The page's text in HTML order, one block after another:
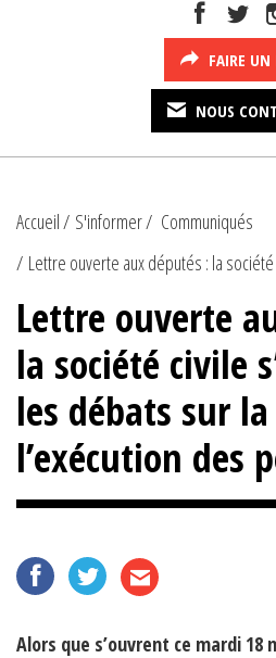
FAIRE
NOUS
Accueil S'informer
Communiqués
Lettre ouverte aux députés : la
Lettre ouverte
la société civile
les débats sur
l’exécution des
Alors que s’ouvrent ce mardi